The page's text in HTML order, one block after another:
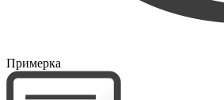
Примерка